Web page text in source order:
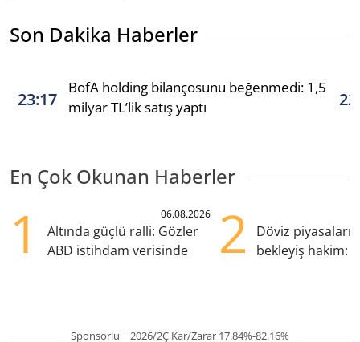
Son Dakika Haberler
23:17
BofA holding bilançosunu beğenmedi: 1,5
milyar TL’lik satış yaptı
En Çok Okunan Haberler
1 06.08.2026
Altında güçlü ralli: Gözler
ABD istihdam verisinde
2
Döviz
bekleyiş hakim:
Sponsorlu | 2026/2Ç Kar/Zarar 17.84%-82.16%